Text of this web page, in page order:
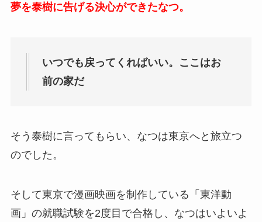
夢を泰樹に告げる決心ができたなつ。
いつでも戻ってくればいい。ここはお
前の家だ
そう泰樹に言ってもらい、なつは東京へと旅立つ
のでした。
そして東京で漫画映画を制作している「東洋動
画」の就職試験を2度目で合格し、なつはいよいよ